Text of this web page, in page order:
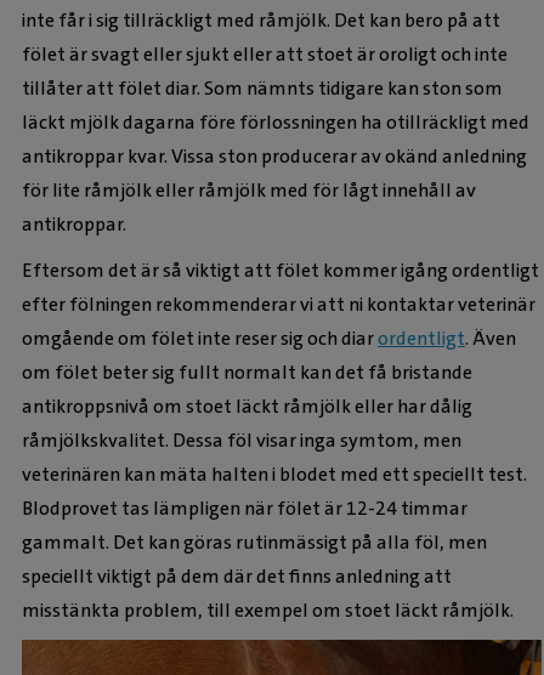
inte får i sig tillräckligt med råmjölk. Det kan bero på att
fölet är svagt eller sjukt eller att stoet är oroligt och inte
tillåter att fölet diar. Som nämnts tidigare kan ston som
läckt mjölk dagarna före förlossningen ha otillräckligt med
antikroppar kvar. Vissa ston producerar av okänd anledning
för lite råmjölk eller råmjölk med för lågt innehåll av
antikroppar.
Eftersom det är så viktigt att fölet kommer igång ordentligt
efter fölningen rekommenderar vi att ni kontaktar veterinär
omgående om fölet inte reser sig och diarordentligt. Även
om fölet beter sig fullt normalt kan det få bristande
antikroppsnivå om stoet läckt råmjölk eller har dålig
råmjölkskvalitet. Dessa föl visar inga symtom, men
veterinären kan mäta halten i blodet med ett speciellt test.
Blodprovet tas lämpligen när fölet är 12-24 timmar
gammalt. Det kan göras rutinmässigt på alla föl, men
speciellt viktigt på dem där det finns anledning att
misstänkta problem, till exempel om stoet läckt råmjölk.